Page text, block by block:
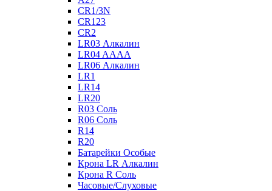
CR1/3N
CR123
CR2
LR03 Алкалин
LR04 AAAA
LR06 Алкалин
LR1
LR14
LR20
R03 Соль
R06 Соль
R14
R20
Батарейки Особые
Крона LR Алкалин
Крона R Соль
Часовые/Слуховые